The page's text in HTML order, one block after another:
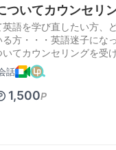
ついてカウンセリ
英語を学び直したい方、
る方・・・英語迷子にな
てカウンセリングを受
話
1,500P